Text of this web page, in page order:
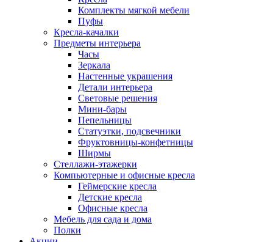
Комплекты мягкой мебели
Пуфы
Кресла-качалки
Предметы интерьера
Часы
Зеркала
Настенные украшения
Детали интерьера
Световые решения
Мини-бары
Пепельницы
Статуэтки, подсвечники
Фруктовницы-конфетницы
Ширмы
Стеллажи-этажерки
Компьютерные и офисные кресла
Геймерские кресла
Детские кресла
Офисные кресла
Мебель для сада и дома
Полки